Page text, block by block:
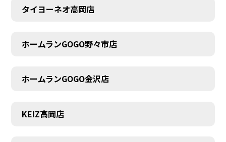
タイヨーネオ高岡店
ホームランGOGO野々市店
ホームランGOGO金沢店
KEIZ高岡店